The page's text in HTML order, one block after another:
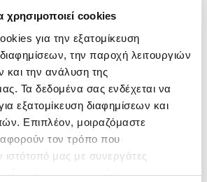
χρησιμοποιεί cookies
για την εξατομίκευση
την παροχή λειτουργιών
και την ανάλυση της
Τα δεδομένα σας ενδέχεται να
εξατομίκευση διαφημίσεων και
Επιπλέον, μοιραζόμαστε
τον τρόπο που
ιστότοπό μας με συνεργάτες
διαφήμισης και αναλύσεων,
πουμειώνουντο συνολικό
πρέπει να είναι μια
- όχι μια πηγή
Όταν γνωρίζεις από
κόστος, μπορείς να
με σιγουριά και να
διαδρομή χωρίς άγχος.